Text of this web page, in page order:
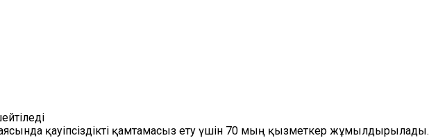
қауіпсіздікті қамтамасыз ету үшін 70 мың қызметкер жұмылдырылады.